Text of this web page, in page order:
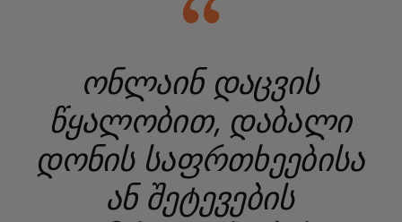
ონლაინ დაცვის
წყალობით, დაბალი
დონის საფრთხეებისა
ან შეტევების